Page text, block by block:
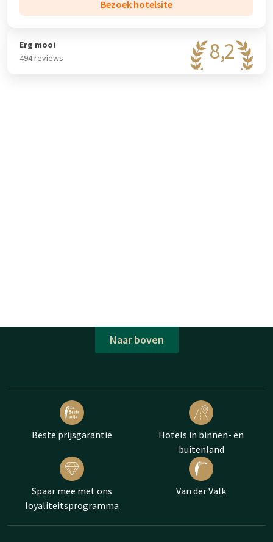
buffet breakfast’, opgediend tussen 06:30 en 11:00 uur (koud en
tot 22:30 waar u van harte welkom bent om te genieten van
verschillende gerechten van de à la carte menukaart.
Bezoek hotelsite
8,2
Erg mooi
494 reviews
Naar boven
Beste prijsgarantie
Hotels in binnen- en
buitenland
Spaar mee met ons
loyaliteitsprogramma
Van der Valk